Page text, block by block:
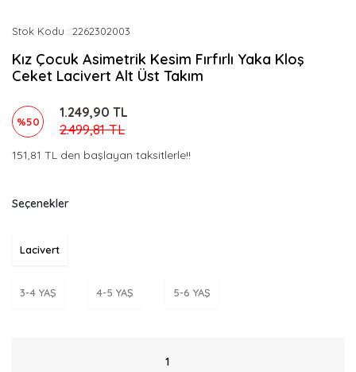
Stok Kodu 2262302003
Kız Çocuk Asimetrik Kesim Fırfırlı Yaka Kloş
Ceket Lacivert Alt Üst Takım
%50
1.249,90 TL
2.499,81 TL
151,81 TL den başlayan taksitlerle!!
Seçenekler
Lacivert
3-4 YAŞ 4-5 YAŞ 5-6 YAŞ